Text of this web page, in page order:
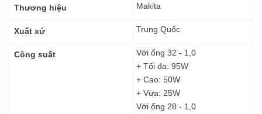
kỹThương hiệu Makita
Xuất xứ Trung Quốc
Công suất
Với ống 32 - 1,0
+ Tối đa: 95W
+ Cao: 50W
+ Vừa: 25W
Với ống 28 - 1,0